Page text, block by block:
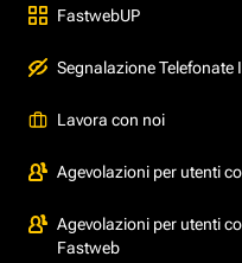
FastwebUP
Segnalazione Telefonate
Lavora con noi
Agevolazioni per utenti
Agevolazioni per utenti
Fastweb